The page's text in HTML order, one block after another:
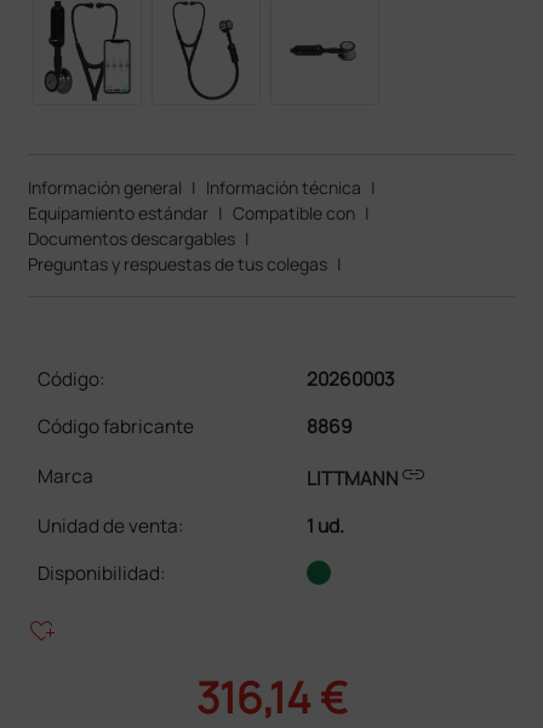
Información general | Información técnica |
Equipamiento estándar | Compatible con |
Documentos descargables |
Preguntas y respuestas de tus colegas |
Código:
20260003
Código fabricante
8869
Marca
LITTMANNlink
Unidad de venta:
1 ud.
Disponibilidad:
heart_plus
316,14 €